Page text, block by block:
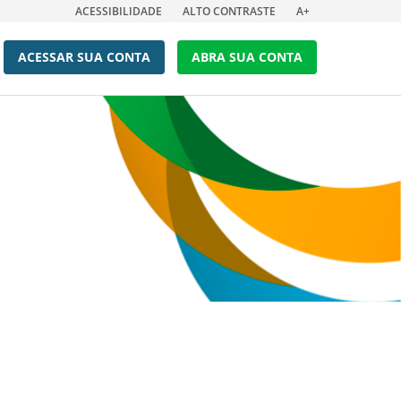
ACESSIBILIDADE ALTO CONTRASTE A+
ACESSAR SUA CONTA ABRA SUA CONTA